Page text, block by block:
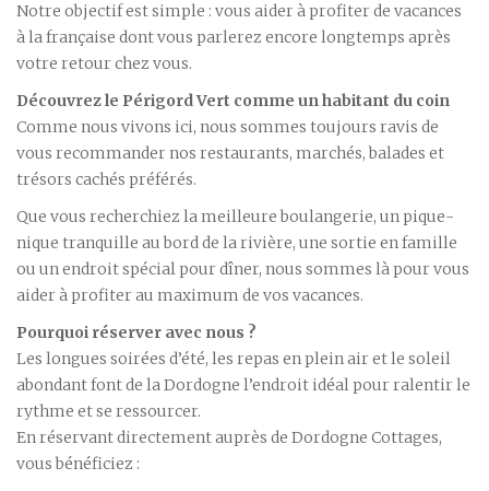
Notre objectif est simple : vous aider à profiter de vacances
à la française dont vous parlerez encore longtemps après
votre retour chez vous.
Découvrez le Périgord Vert comme un habitant du coin
Comme nous vivons ici, nous sommes toujours ravis de
vous recommander nos restaurants, marchés, balades et
trésors cachés préférés.
Que vous recherchiez la meilleure boulangerie, un pique-
nique tranquille au bord de la rivière, une sortie en famille
ou un endroit spécial pour dîner, nous sommes là pour vous
aider à profiter au maximum de vos vacances.
Pourquoi réserver avec nous ?
Les longues soirées d’été, les repas en plein air et le soleil
abondant font de la Dordogne l’endroit idéal pour ralentir le
rythme et se ressourcer.
En réservant directement auprès de Dordogne Cottages,
vous bénéficiez :